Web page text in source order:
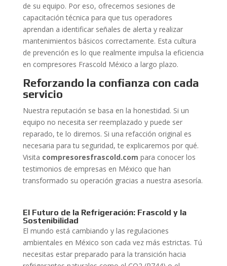
de su equipo. Por eso, ofrecemos sesiones de
capacitación técnica para que tus operadores
aprendan a identificar señales de alerta y realizar
mantenimientos básicos correctamente. Esta cultura
de prevención es lo que realmente impulsa la eficiencia
en compresores Frascold México a largo plazo.
Reforzando la confianza con cada
servicio
Nuestra reputación se basa en la honestidad. Si un
equipo no necesita ser reemplazado y puede ser
reparado, te lo diremos. Si una refacción original es
necesaria para tu seguridad, te explicaremos por qué.
Visita compresoresfrascold.com para conocer los
testimonios de empresas en México que han
transformado su operación gracias a nuestra asesoría.
El Futuro de la Refrigeración: Frascold y la
Sostenibilidad
El mundo está cambiando y las regulaciones
ambientales en México son cada vez más estrictas. Tú
necesitas estar preparado para la transición hacia